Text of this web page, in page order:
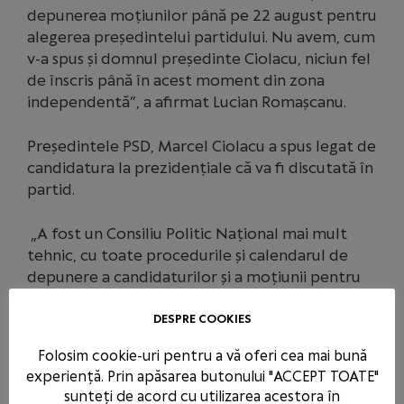
depunerea moțiunilor până pe 22 august pentru
alegerea președintelui partidului. Nu avem, cum
v-a spus și domnul președinte Ciolacu, niciun fel
de înscris până în acest moment din zona
independentă”, a afirmat Lucian Romașcanu.
Președintele PSD, Marcel Ciolacu a spus legat de
candidatura la prezidențiale că va fi discutată în
partid.
„A fost un Consiliu Politic Național mai mult
tehnic, cu toate procedurile și calendarul de
depunere a candidaturilor și a moțiunii pentru
pentru susținerea candidatului Partidului Social
cu colegii mei că o eventuală decizie a mea de a
candida nu o vor afla nici pe Facebook, nici la
DESPRE COOKIES
Folosim cookie-uri pentru a vă oferi cea mai bună
experiență. Prin apăsarea butonului "ACCEPT TOATE"
sunteți de acord cu utilizarea acestora în